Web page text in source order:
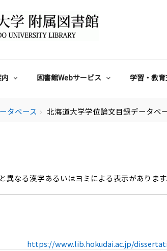
図書館Webサービス 学習・教
タベース chevron_right 北海道大学学位論文目録データベ
異なる漢字あるいはヨミによる表示があります
https://www.lib.hokudai.ac.jp/